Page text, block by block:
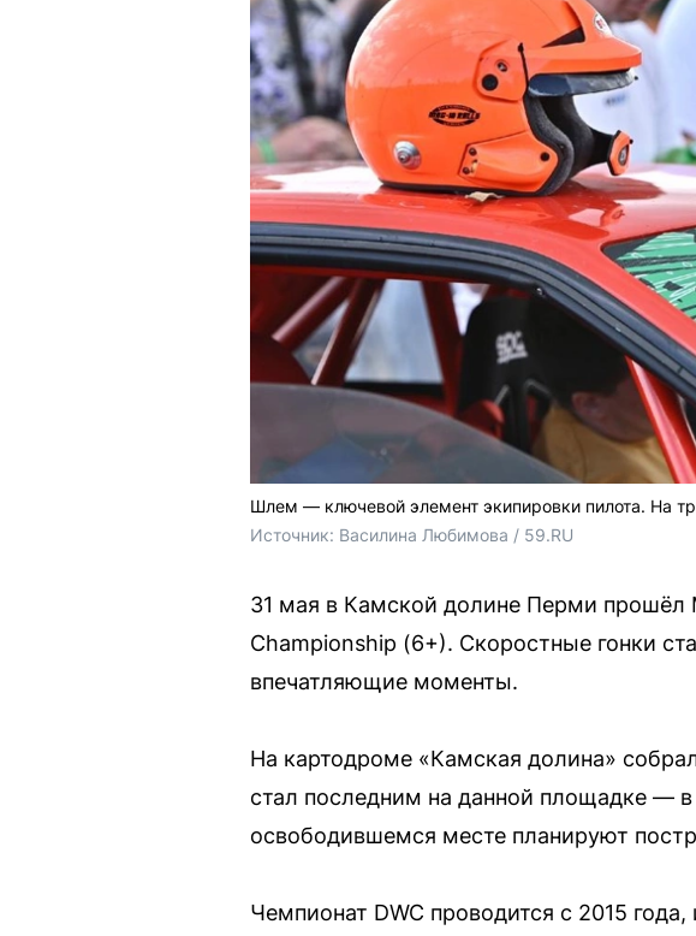
Шлем — ключевой элемент экипировки пилота. На
Источник: Василина Любимова / 59.RU
31 мая в Камской долине Перми прошёл
Championship (6+). Скоростные гонки
впечатляющие моменты.
На картодроме «Камская долина»
стал последним на данной площадке —
освободившемся месте планируют
Чемпионат DWC проводится с 2015